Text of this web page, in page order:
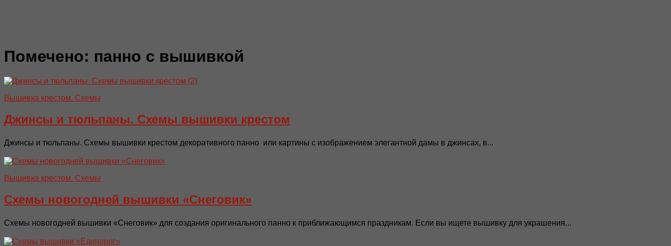
Помечено: панно с вышивкой
Вышивка крестом. Схемы
Джинсы и тюльпаны. Схемы вышивки крестом
Джинсы и тюльпаны. Схемы вышивки крестом декоративного панно или картины с изображением элегантной дамы в джинсах, в...
Вышивка крестом. Схемы
Схемы новогодней вышивки «Снеговик»
Схемы новогодней вышивки «Снеговик» для создания оригинального панно к приближающимся праздникам. Если вы ищете вышивку для украшения...